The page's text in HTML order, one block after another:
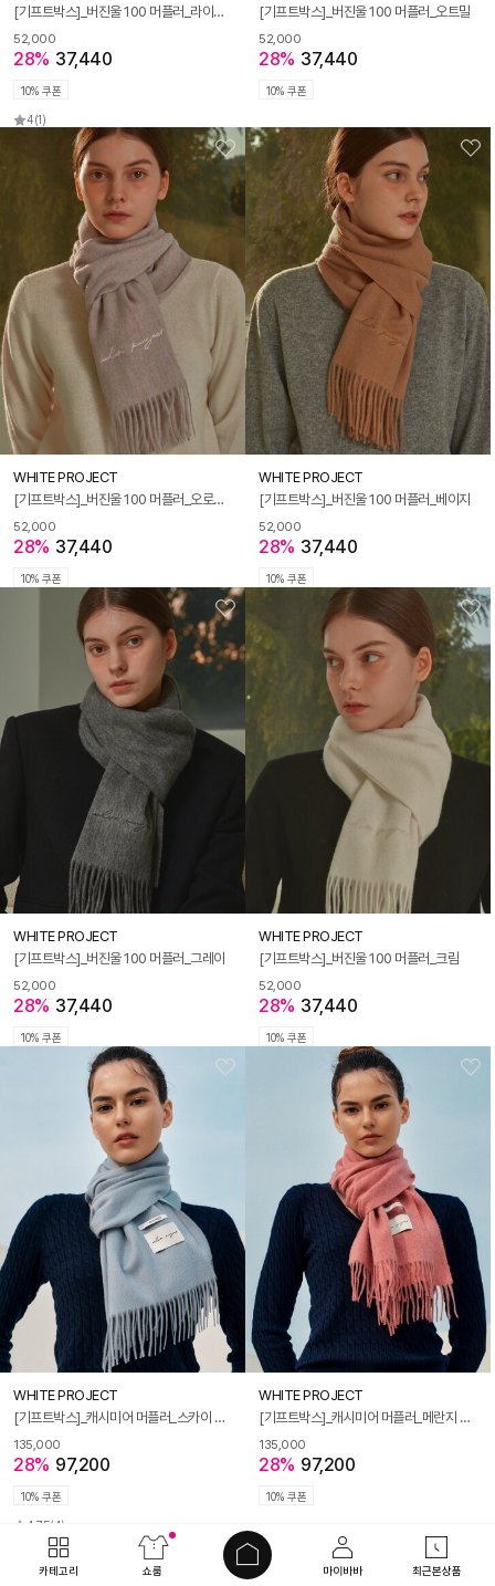
[기프트박스]_버진울 100 머플러_라이트 오트밀
52,000
28% 37,440
10% 쿠폰
4(1)
[기프트박스]_버진울 100 머플러_오트밀
52,000
28% 37,440
10% 쿠폰
WHITE PROJECT
[기프트박스]_버진울 100 머플러_오로라 핑크
52,000
28% 37,440
10% 쿠폰
WHITE PROJECT
[기프트박스]_버진울 100 머플러_베이지
52,000
28% 37,440
10% 쿠폰
WHITE PROJECT
[기프트박스]_버진울 100 머플러_그레이
52,000
28% 37,440
10% 쿠폰
WHITE PROJECT
[기프트박스]_버진울 100 머플러_크림
52,000
28% 37,440
10% 쿠폰
WHITE PROJECT
[기프트박스]_캐시미어 머플러_스카이 블루_남녀공용
135,000
28% 97,200
10% 쿠폰
4.75(4)
WHITE PROJECT
[기프트박스]_캐시미어 머플러_메란지 핑크_남녀공용
135,000
28% 97,200
10% 쿠폰
카테고리 쇼룸 마이바바 최근본상품